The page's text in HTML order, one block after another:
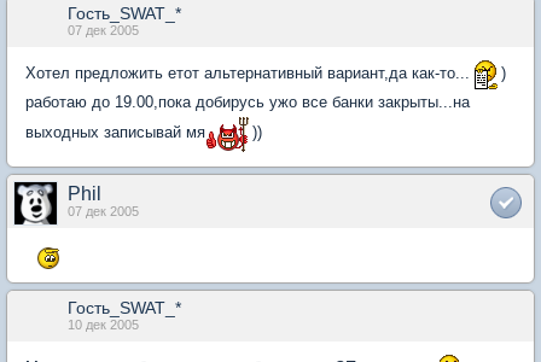
Гость_SWAT_*
07 дек 2005
Хотел предложить етот альтернативный вариант,да как-то...
)
работаю до 19.00,пока добирусь ужо все банки закрыты...на
выходных записывай мя
))
Phil
07 дек 2005
Гость_SWAT_*
10 дек 2005